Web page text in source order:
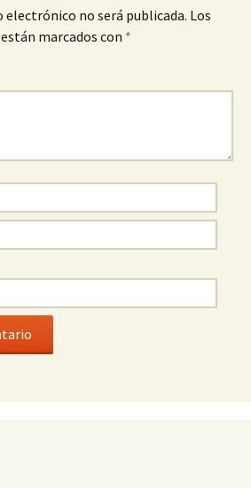
electrónico no será publicada. Los
marcados con *